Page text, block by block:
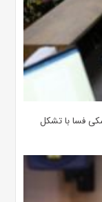
فسا با تشکل